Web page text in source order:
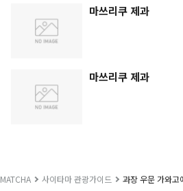
마쓰리쿠 제과
마쓰리쿠 제과
MATCHA 사이타마 관광가이드 과장 우문 가와고